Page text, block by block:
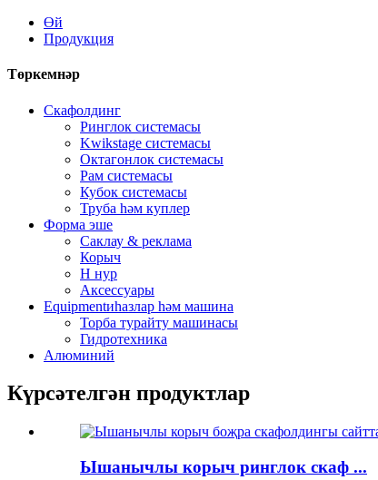
Өй
Продукция
Төркемнәр
Скафолдинг
Ринглок системасы
Kwikstage системасы
Октагонлок системасы
Рам системасы
Кубок системасы
Труба һәм куплер
Форма эше
Саклау & реклама
Корыч
Н нур
Аксессуары
Equipmentиһазлар һәм машина
Торба турайту машинасы
Гидротехника
Алюминий
Күрсәтелгән продуктлар
Ышанычлы корыч ринглок скаф ...